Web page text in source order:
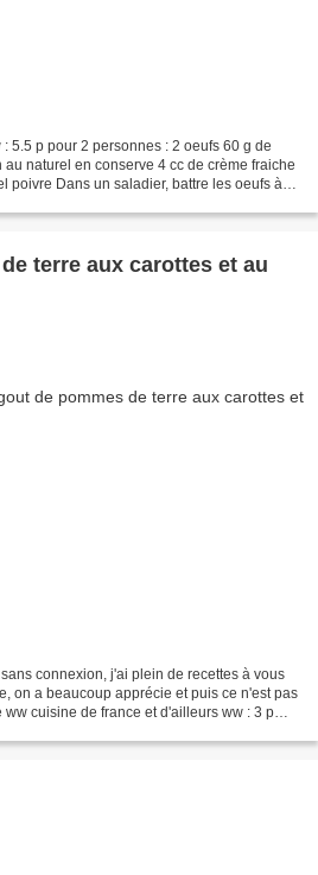
5.5 p pour 2 personnes : 2 oeufs 60 g de
naturel en conserve 4 cc de crème fraiche
poivre Dans un saladier, battre les oeufs à la
terre aux carottes et au
connexion, j'ai plein de recettes à vous
on a beaucoup apprécie et puis ce n'est pas
cuisine de france et d'ailleurs ww : 3 p